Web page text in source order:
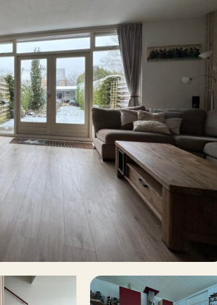
een groene en waterrijke
en uitgebreide voorzieningen.
kunt u terecht bij het
een supermarkt en diverse
meerdere basisscholen,
met apotheek.
een eigen treinstation en is goed
de auto. Het stadscentrum van
80 m²
Nee
Nee
Op eigen terrein, Openbaar parkeren
Ja